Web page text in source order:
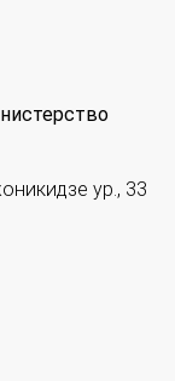
ур., 33